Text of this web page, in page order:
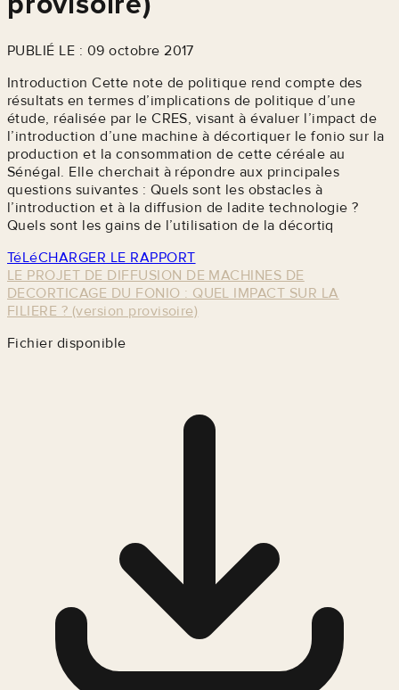
PUBLIÉ LE : 09 octobre 2017
Introduction Cette note de politique rend compte des
résultats en termes d’implications de politique d’une
étude, réalisée par le CRES, visant à évaluer l’impact de
l’introduction d’une machine à décortiquer le fonio sur la
production et la consommation de cette céréale au
Sénégal. Elle cherchait à répondre aux principales
questions suivantes : Quels sont les obstacles à
l’introduction et à la diffusion de ladite technologie ?
Quels sont les gains de l’utilisation de la décortiq
TéLéCHARGER LE RAPPORT
LE PROJET DE DIFFUSION DE MACHINES DE
DECORTICAGE DU FONIO : QUEL IMPACT SUR LA
FILIERE ? (version provisoire)
Fichier disponible